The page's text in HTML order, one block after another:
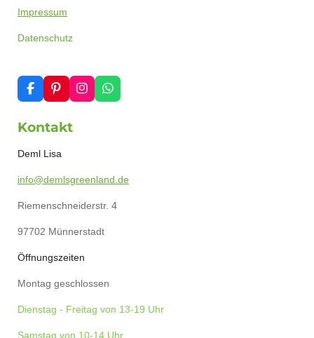
Impressum
Datenschutz
F
a
e
o
P
i
t
e
t
I
n
m
W
h
Kontakt
Deml Lisa
info@demlsgreenland.de
Riemenschneiderstr. 4
97702 Münnerstadt
Öffnungszeiten
Montag geschlossen
Dienstag - Freitag von 13-19 Uhr
Samstag von 10-14 Uhr